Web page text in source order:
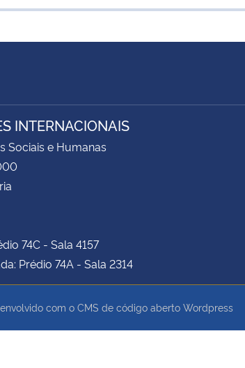
INTERNACIONAIS
Sociais e Humanas
74C - Sala 4157
Prédio 74A - Sala 2314
com o CMS de código aberto Wordpress